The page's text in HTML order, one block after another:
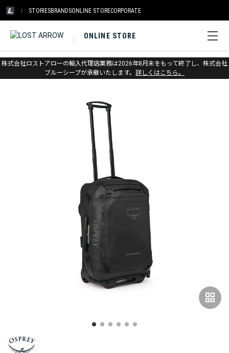
STORIESBRANDSONLINE STORECORPORATE
ONLINE STORE
株式会社ロストアローの輸入代理店業務は2026年8月末をもって終了し、株式会社
ブルーシープが承継いたします。 詳しくはこちら。
ホーム > オスプレー > トラベル > ホイールバッグ
grid_view